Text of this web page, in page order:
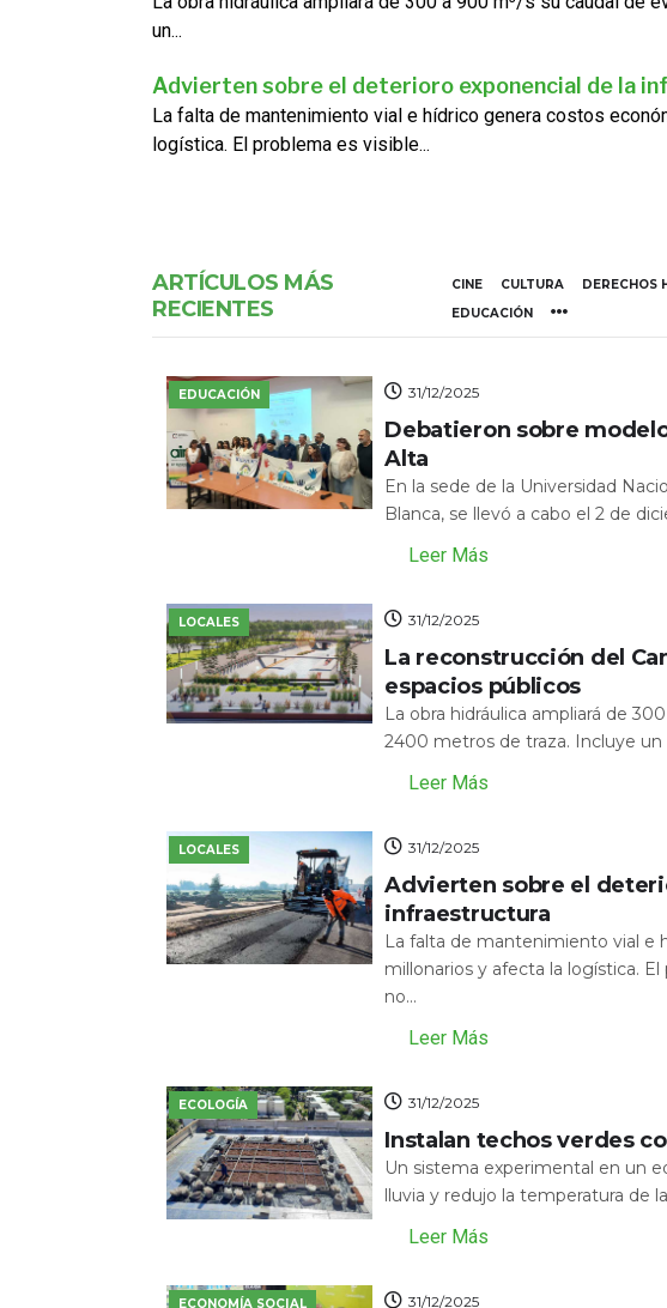
un...
Advierten sobre el deterioro exponencial de la
La falta de mantenimiento vial e hídrico genera costos
logística. El problema es visible...
ARTÍCULOS MÁS
RECIENTES
CINE CULTURA DERECHOS
EDUCACIÓN
EDUCACIÓN 31/12/2025
Debatieron sobre
Alta
En la sede de la Universidad
Blanca, se llevó a cabo el 2 de
Leer Más
LOCALES 31/12/2025
La reconstrucción del
espacios públicos
La obra hidráulica ampliará de
2400 metros de traza. Incluye
Leer Más
LOCALES 31/12/2025
Advierten sobre el
infraestructura
La falta de mantenimiento vial e
millonarios y afecta la logística.
no...
Leer Más
ECOLOGÍA 31/12/2025
Instalan techos verdes
Un sistema experimental en un
lluvia y redujo la temperatura de
Leer Más
ECONOMÍA SOCIAL 31/12/2025